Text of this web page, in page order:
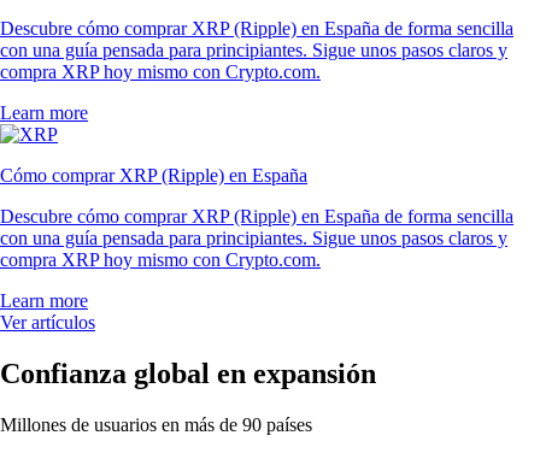
Descubre cómo comprar XRP (Ripple) en España de forma sencilla
con una guía pensada para principiantes. Sigue unos pasos claros y
compra XRP hoy mismo con Crypto.com.
Learn more
Cómo comprar XRP (Ripple) en España
Descubre cómo comprar XRP (Ripple) en España de forma sencilla
con una guía pensada para principiantes. Sigue unos pasos claros y
compra XRP hoy mismo con Crypto.com.
Learn more
Ver artículos
Confianza global en expansión
Millones de usuarios en más de 90 países